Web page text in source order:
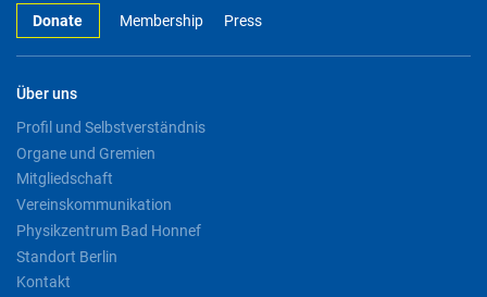
Donate Membership Press
Über uns
Profil und Selbstverständnis
Organe und Gremien
Mitgliedschaft
Vereinskommunikation
Physikzentrum Bad Honnef
Standort Berlin
Kontakt